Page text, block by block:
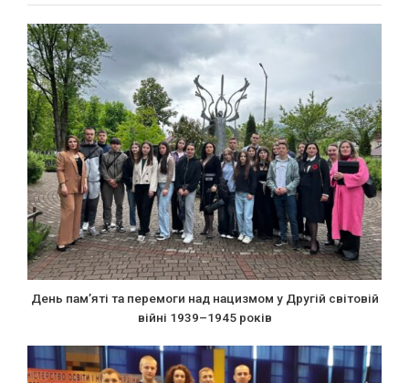
День пам’яті та перемоги над нацизмом у Другій світовій
війні 1939–1945 років